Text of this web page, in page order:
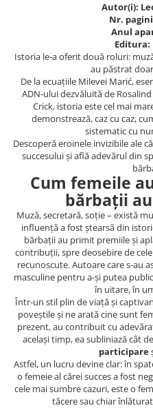
Proză
Psihologie
Sociologie
Spiritualitate/Ezoterism
Sport
Noutăți
Reviste
Reviste
Capital
Evenimentul Istoric
Evenimentul istoric - editii
electronice
Autor(i):
Nr.
Anul
Editura:
Istoria le-a oferit două roluri:
au păstrat
De la ecuațiile Milevei Marić,
ADN-ului dezvăluită de
Crick, istoria este cel mai
demonstrează, caz cu caz,
sistematic cu
Descoperă eroinele invizibile ale
succesului și află adevărul din
Cum femeile
bărbații
Muză, secretară, soție – există
influență a fost ștearsă din
bărbații au primit premiile și
contribuții, spre deosebire de
recunoscute. Autoare care s-au
masculine pentru a-și putea
în uitare, în
Într-un stil plin de viață și
poveștile și ne arată cine sunt
prezent, au contribuit cu
același timp, ea subliniază cât
participare
Astfel, un lucru devine clar: în
o femeie al cărei succes a fost
cele mai sumbre cazuri, este o
tăcere sau chiar